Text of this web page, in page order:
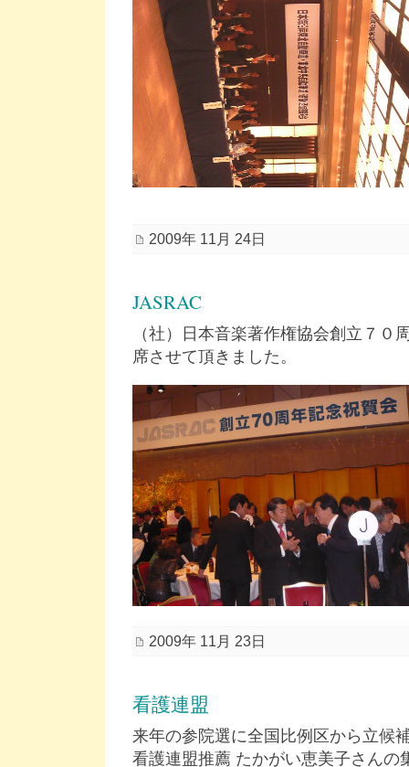
2009年 11月 24日
JASRAC
（社）日本音楽著作権協会創立７０
席させて頂きました。
2009年 11月 23日
看護連盟
来年の参院選に全国比例区から立候
看護連盟推薦 たかがい恵美子さんの